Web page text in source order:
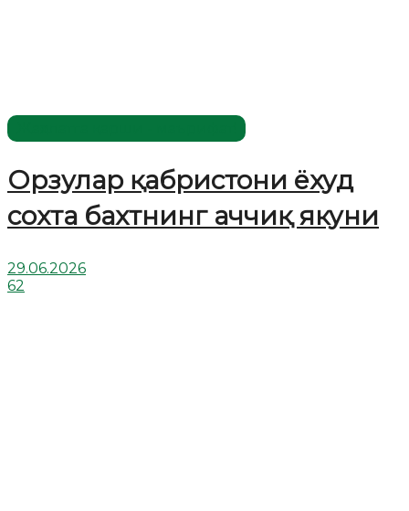
Орзулар қабристони ёхуд
сохта бахтнинг аччиқ якуни
29.06.2026
62